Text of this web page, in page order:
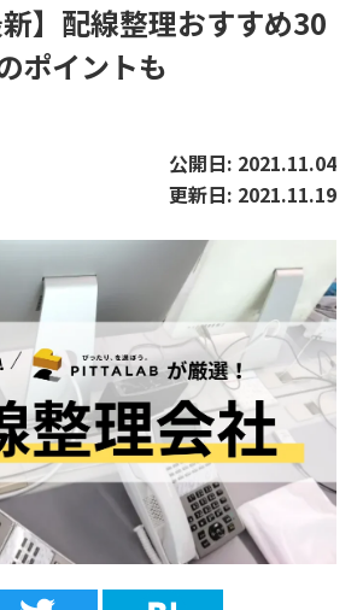
新】配線整理おすすめ30
ポイントも
公開日: 2021.11.04
更新日: 2021.11.19